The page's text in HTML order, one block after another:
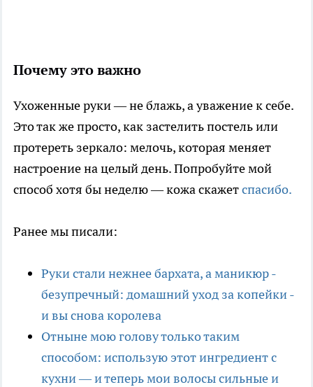
Почему это важно
Ухоженные руки — не блажь, а уважение к себе.
Это так же просто, как застелить постель или
протереть зеркало: мелочь, которая меняет
настроение на целый день. Попробуйте мой
способ хотя бы неделю — кожа скажетспасибо.
Ранее мы писали:
Руки стали нежнее бархата, а маникюр -
безупречный: домашний уход за копейки -
и вы снова королева
Отныне мою голову только таким
способом: использую этот ингредиент с
кухни — и теперь мои волосы сильные и